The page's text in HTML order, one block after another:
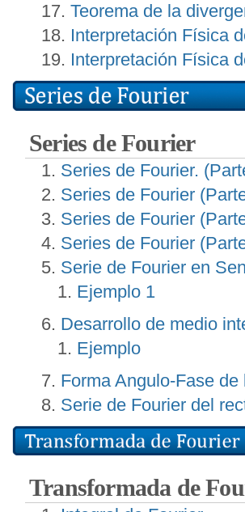
Teorema de la
Interpretación Física
Interpretación Física
Series de Fourier
Series de Fourier.
Series de Fourier
Series de Fourier
Series de Fourier
Serie de Fourier en
Ejemplo 1
Desarrollo de medio
Ejemplo
Forma Angulo-Fase
Serie de Fourier del
Transformada de